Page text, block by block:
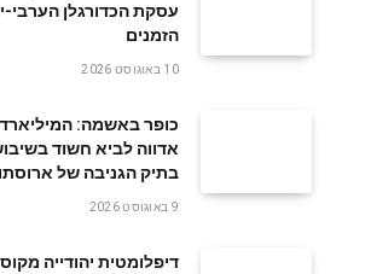
עסקת הכדורגלן
הזמנים
10 באוגוסט 2026
כופר באשמה:
אדווה לביא חשוד
בתיק הגניבה של
9 באוגוסט 2026
דיפלומטית יהודייה